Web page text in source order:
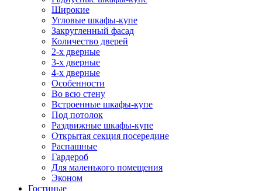
Широкие
Угловые шкафы-купе
Закругленный фасад
Количество дверей
2-х дверные
3-х дверные
4-х дверные
Особенности
Во всю стену
Встроенные шкафы-купе
Под потолок
Раздвижные шкафы-купе
Открытая секция посередине
Распашные
Гардероб
Для маленького помещения
Эконом
Гостиные